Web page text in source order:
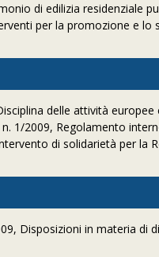
di edilizia residenziale
per la promozione e
delle attività
1/2009, Regolamento
di solidarietà per
Disposizioni in materia di